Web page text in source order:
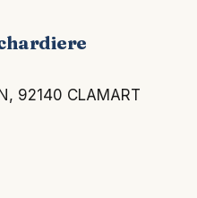
92140 CLAMART